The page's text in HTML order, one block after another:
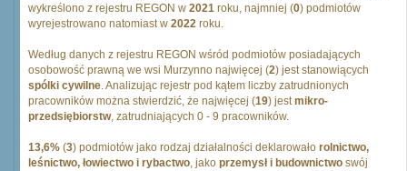
wykreślono z rejestru REGON w 2021 roku, najmniej (0) podmiotów
wyrejestrowano natomiast w 2022 roku.
Według danych z rejestru REGON wśród podmiotów posiadających
osobowość prawną we wsi Murzynno najwięcej (2) jest stanowiących
spólki cywilne. Analizując rejestr pod kątem liczby zatrudnionych
pracowników można stwierdzić, że najwięcej (19) jestmikro-
przedsiębiorstw, zatrudniających 0 - 9 pracowników.
13,6% (3) podmiotów jako rodzaj działalności deklarowało rolnictwo,
leśnictwo, łowiectwo i rybactwo, jako przemysł i budownictwo swój